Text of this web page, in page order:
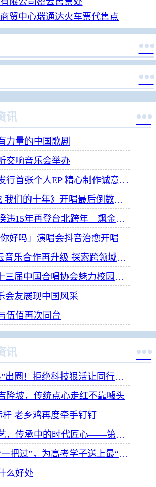
贸中心瑞通达火车票代售点


讯 
力量的中国歌剧
交响音乐会举办
虞书欣生日当天发行首张个人EP 精心制作诚意满满
港台麋先生《WE 我们的十年》开唱最后倒数 惊喜释出10周年纪念单曲宠粉
文艺天后刘若英睽违15年再登台北跨年 飙金嗓演唱经典招牌歌掀回忆杀
好吗」演唱会抖音治愈开唱
《光·遇》x网易云音乐合作再升级 探索跨领域社交新体验
“唱响新时代”第十三届中国合唱协会魅力校园合唱展演开幕
会友展现中国风采
伍佰再次同台
讯 
火锅外卖“反套路”出圈！拒绝科技狠活让同行颤抖
隆坡，传统点心走红不靠噱头
老乡鸡再度牵手钉钉
指尖上的千年面艺，传承中的时代匠心——第八届“安琪酵母杯”中华发酵面食大赛武汉赛区开赛
许府牛：用一串“一把过”，为高考学子送上最“牛”祝福
么好处